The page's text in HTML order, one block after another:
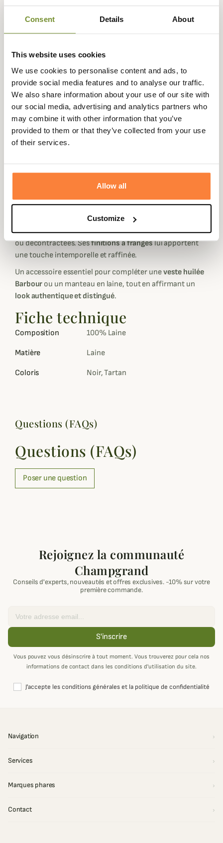
Consent Details About
This website uses cookies
We use cookies to personalise content and ads, to
provide social media features and to analyse our traffic.
We also share information about your use of our site with
our social media, advertising and analytics partners who
may combine it with other information that you’ve
provided to them or that they’ve collected from your use
of their services.
Allow all
Customize
Expédié dans Échange ou
90 jours
Description
LaEcharpe Tartan en Laine Barbour
en100 % laine d’agneau, cette écharpe alliedouceur,
journées fraîches avec distinction.
Sonmotif tartan classique, véritable signature de la
maison Barbour, évoque l’héritage écossais et se marie
aisément avec toutes vos tenues, qu’elles soient habillées
ou décontractées. Sesfinitions à frangeslui apportent
une touche intemporelle et raffinée.
Un accessoire essentiel pour compléter uneveste huilée
Barbour ou un manteau en laine, tout en affirmant un
look authentique et distingué.
Fiche technique
Composition 100% Laine
Matière Laine
Coloris Noir, Tartan
Questions (FAQs)
Questions (FAQs)
Poser une question
Rejoignez la communauté
Champgrand
Conseils d'experts, nouveautés et offres exclusives. -10% sur votre
première commande.
S'inscrire
Vous pouvez vous désinscrire à tout moment. Vous trouverez pour cela nos
informations de contact dans les conditions d'utilisation du site.
J'accepte les conditions générales et la politique de confidentialité
Navigation
Services
Marques phares
Contact